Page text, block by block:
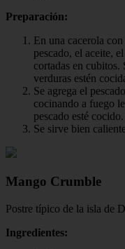
Preparación:
En una cacerola
pescado, el aceite,
cortadas en cubitos.
verduras estén
Se agrega el
cocinando a fuego
pescado esté
Se sirve bien
Mango Crumble
Postre típico de la isla de
Ingredientes: